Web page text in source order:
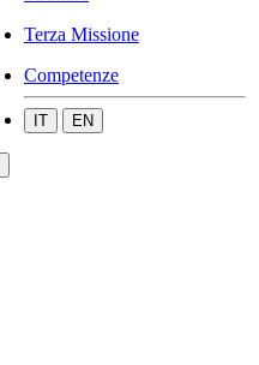
Terza Missione
Competenze
IT EN